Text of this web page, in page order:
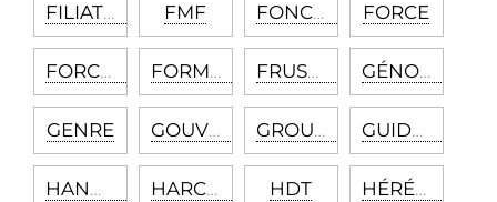
FILIATION FMF FONCTION PATERNELLE FORCE
FORCLUSION FORMATION RÉACTIONNELLE FRUSTRATION GÉNOCIDE
GENRE GOUVERNANCE GROUPE DE CONTRÔLE GUIDELINE
HANDICAP HARCÈLEMENT HDT HÉRÉDITAIRE